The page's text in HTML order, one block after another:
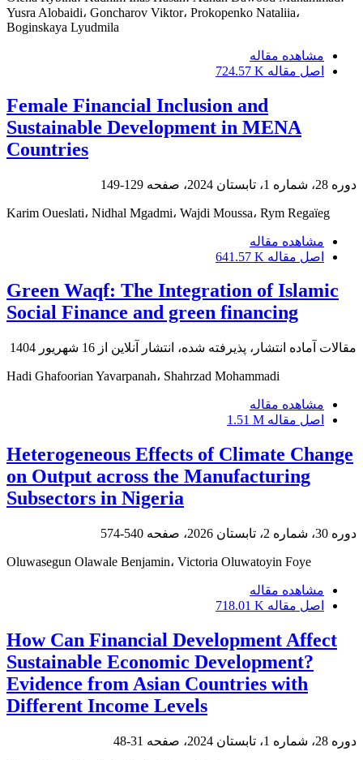
Yusra Alobaidi، Goncharov Viktor، Prokopenko Nataliia،
Boginskaya Lyudmila
مشاهده مقاله
اصل مقاله 724.57 K
Female Financial Inclusion and
Sustainable Development in MENA
Countries
دوره 28، شماره 1، تابستان 2024، صفحه 129-149
Karim Oueslati، Nidhal Mgadmi، Wajdi Moussa، Rym Regaïeg
مشاهده مقاله
اصل مقاله 641.57 K
Green Waqf: The Integration of Islamic
Social Finance and green financing
مقالات آماده انتشار، پذیرفته شده، انتشار آنلاین از 16 شهریور 1404
Hadi Ghafoorian Yavarpanah، Shahrzad Mohammadi
مشاهده مقاله
اصل مقاله 1.51 M
Heterogeneous Effects of Climate Change
on Output across the Manufacturing
Subsectors in Nigeria
دوره 30، شماره 2، تابستان 2026، صفحه 540-574
Oluwasegun Olawale Benjamin، Victoria Oluwatoyin Foye
مشاهده مقاله
اصل مقاله 718.01 K
How Can Financial Development Affect
Sustainable Economic Development?
Evidence from Asian Countries with
Different Income Levels
دوره 28، شماره 1، تابستان 2024، صفحه 31-48